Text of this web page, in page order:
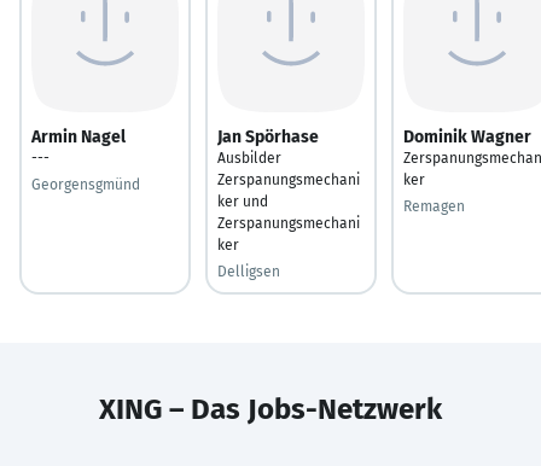
Armin Nagel
---
Georgensgmünd
Jan Spörhase
Ausbilder
Zerspanungsmechani
ker und
Zerspanungsmechani
ker
Delligsen
Dominik Wagner
ker
Remagen
XING – Das Jobs-Netzwerk